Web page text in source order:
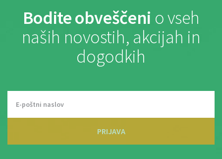
Bodite obveščeni o vseh
naših novostih, akcijah in
dogodkih
PRIJAVA